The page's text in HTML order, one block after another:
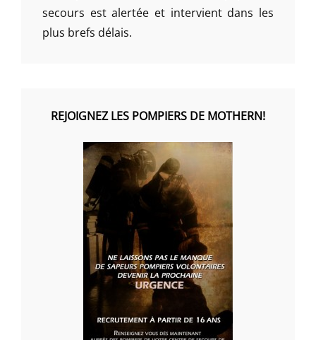
secours est alertée et intervient dans les
plus brefs délais.
REJOIGNEZ LES POMPIERS DE MOTHERN!